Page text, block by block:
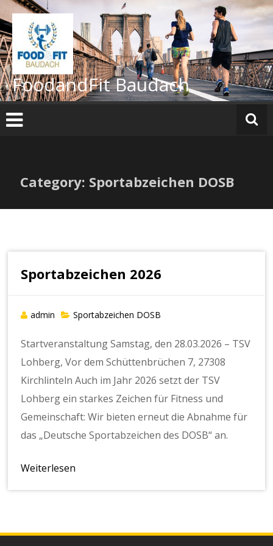
Zum
Inhalt
springen
FoodandFit Baudach
Category: Sportabzeichen DOSB
Sportabzeichen 2026
admin Sportabzeichen DOSB
Startveranstaltung Samstag, den 28.03.2026 – TSV
Lohberg, Vor dem Schüttenbrüchen 7, 27308
Kirchlinteln Auch im Jahr 2026 setzt der TSV
Lohberg ein starkes Zeichen für Fitness und
Gemeinschaft: Wir bieten erneut die Abnahme für
das „Deutsche Sportabzeichen des DOSB“ an.
Weiterlesen